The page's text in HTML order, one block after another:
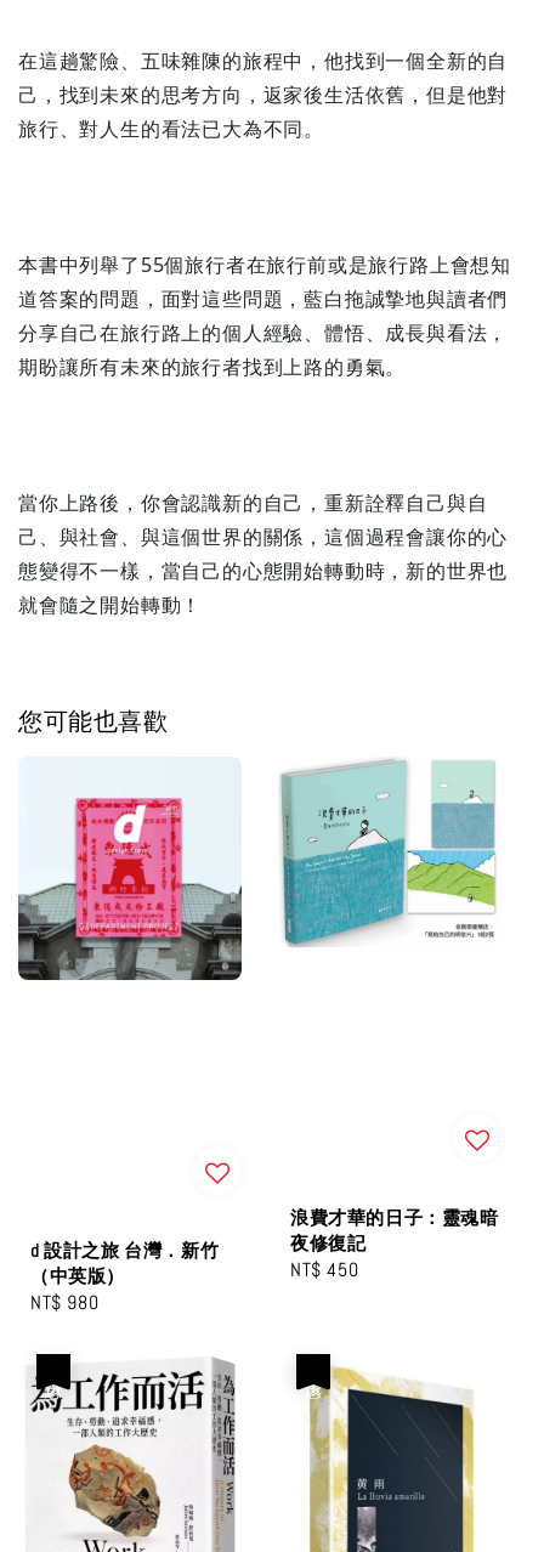
在這趟驚險、五味雜陳的旅程中，他找到一個全新的自
己，找到未來的思考方向，返家後生活依舊，但是他對
旅行、對人生的看法已大為不同。
本書中列舉了55個旅行者在旅行前或是旅行路上會想知
道答案的問題，面對這些問題，藍白拖誠摯地與讀者們
分享自己在旅行路上的個人經驗、體悟、成長與看法，
期盼讓所有未來的旅行者找到上路的勇氣。
當你上路後，你會認識新的自己，重新詮釋自己與自
己、與社會、與這個世界的關係，這個過程會讓你的心
態變得不一樣，當自己的心態開始轉動時，新的世界也
就會隨之開始轉動！
您可能也喜歡
d 設計之旅 台灣．新⽵
（中英版）
Regular
NT$ 980
浪費才華的日子：靈魂暗
夜修復記
Regular
NT$ 450